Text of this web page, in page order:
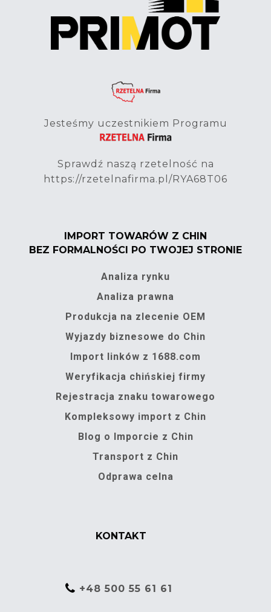
Jesteśmy uczestnikiem Programu
Sprawdź naszą rzetelność na
https://rzetelnafirma.pl/RYA68T06
IMPORT TOWARÓW Z CHIN
BEZ FORMALNOŚCI PO TWOJEJ STRONIE
Analiza rynku
Analiza prawna
Produkcja na zlecenie OEM
Wyjazdy biznesowe do Chin
Import linków z 1688.com
Weryfikacja chińskiej firmy
Rejestracja znaku towarowego
Kompleksowy import z Chin
Blog o Imporcie z Chin
Transport z Chin
Odprawa celna
KONTAKT
+48 500 55 61 61